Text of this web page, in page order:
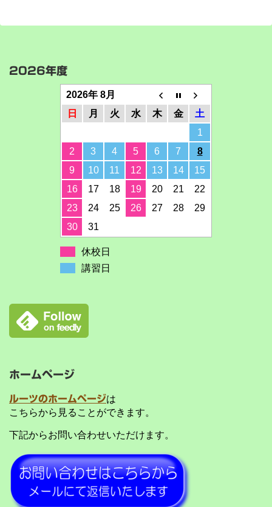
2026年度
2026年 8月
日
月 火 水 木 金
土
1
2
3 4 5 6 7
8
9
10 11 12 13 14
15
16
17 18 19 20 21
22
23
24 25 26 27 28
29
30
31
休校日
講習日
ホームページ
ルーツのホームページは
こちらから見ることができます。
下記からお問い合わせいただけます。